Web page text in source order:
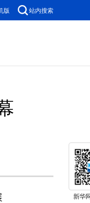
版 站内搜索